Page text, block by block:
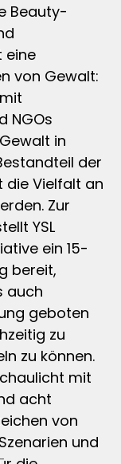
Beauty-
eine
von Gewalt:
NGOs
in
der
die Vielfalt an
Zur
YSL
ein 15-
bereit,
auch
geboten
zu
zu können.
mit
acht
von
und